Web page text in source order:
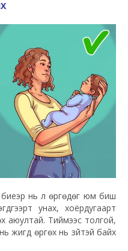
биеэр нь л өргөдөг юм биш
унах, хоёрдугаарт
аюултай. Тиймээс толгой,
жигд өргөх нь зүйтэй байх